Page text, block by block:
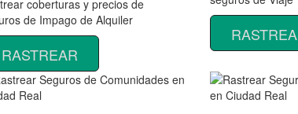
coberturas y precios de
de Impago de Alquiler
RASTREAR